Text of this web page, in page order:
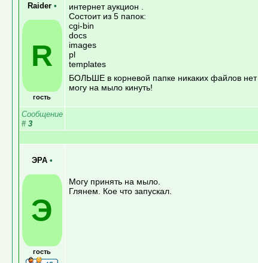
Raider •
R
гость
интернет аукцион .
Состоит из 5 папок:
cgi-bin
docs
images
pl
templates
БОЛЬШЕ в корневой папке никаких файлов нет
могу на мыло кинуть!
Сообщение
# 3
ЭРА •
Э
гость
Могу принять на мыло.
Глянем. Кое что запускал.